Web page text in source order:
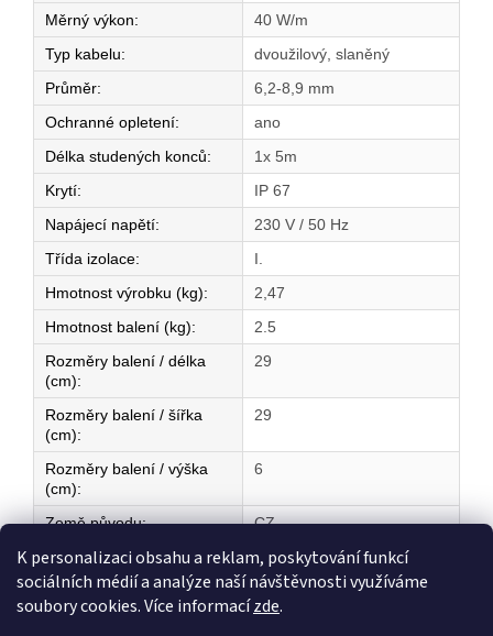
K personalizaci obsahu a reklam, poskytování funkcí
sociálních médií a analýze naší návštěvnosti využíváme
soubory cookies. Více informacízde.
Měrný výkon:
40 W/m
Typ kabelu:
dvoužilový, slaněný
Průměr:
6,2-8,9 mm
Ochranné opletení:
ano
Délka studených konců:
1x 5m
Krytí:
IP 67
Napájecí napětí:
230 V / 50 Hz
Třída izolace:
I.
Hmotnost výrobku (kg):
2,47
Hmotnost balení (kg):
2.5
Rozměry balení / délka
(cm):
29
Rozměry balení / šířka
(cm):
29
Rozměry balení / výška
(cm):
6
Země původu: CZ